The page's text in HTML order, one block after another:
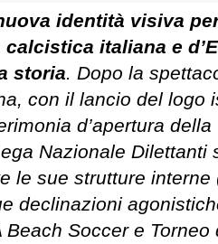
identità visiva
italiana e
storia . Dopo la
con il lancio del logo
d’apertura
Nazionale Dilettanti
le sue strutture
declinazioni
Beach Soccer e Torneo